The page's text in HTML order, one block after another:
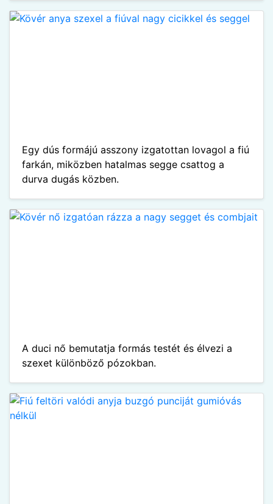
Egy dús formájú asszony izgatottan lovagol a fiú
farkán, miközben hatalmas segge csattog a
durva dugás közben.
A duci nő bemutatja formás testét és élvezi a
szexet különböző pózokban.